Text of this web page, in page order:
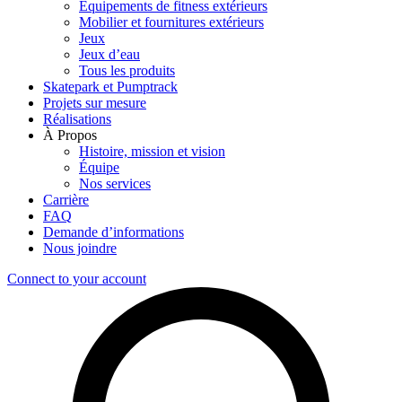
Équipements de fitness extérieurs
Mobilier et fournitures extérieurs
Jeux
Jeux d’eau
Tous les produits
Skatepark et Pumptrack
Projets sur mesure
Réalisations
À Propos
Histoire, mission et vision
Équipe
Nos services
Carrière
FAQ
Demande d’informations
Nous joindre
Connect to your account